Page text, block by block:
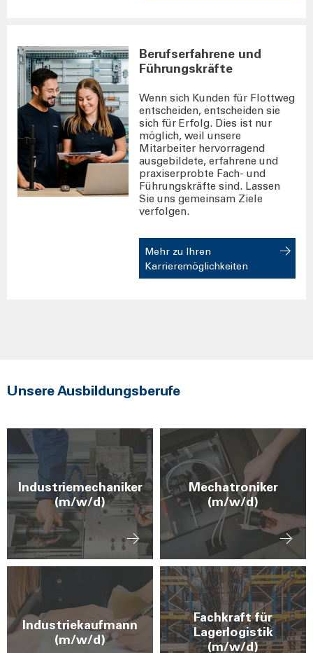
Berufserfahrene und
Führungskräfte
Wenn sich Kunden für Flottweg
entscheiden, entscheiden sie
sich für Erfolg. Dies ist nur
möglich, weil unsere
Mitarbeiter hervorragend
ausgebildete, erfahrene und
praxiserprobte Fach- und
Führungskräfte sind. Lassen
Sie uns gemeinsam Ziele
verfolgen.
Mehr zu Ihren
Karrieremöglichkeiten
Unsere Ausbildungsberufe
Industriemechaniker
(m/w/d)
Mechatroniker
(m/w/d)
Industriekaufmann
(m/w/d)
Fachkraft für
Lagerlogistik
(m/w/d)